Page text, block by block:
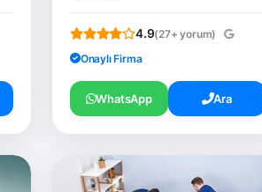
4.9(27+ yorum)
Onaylı Firma
WhatsApp Ara